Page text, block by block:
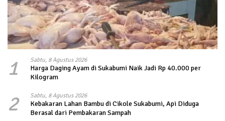
1 Sabtu, 8 Agustus 2026
Harga Daging Ayam di Sukabumi Naik Jadi Rp 40.000 per
Kilogram
2 Sabtu, 8 Agustus 2026
Kebakaran Lahan Bambu di Cikole Sukabumi, Api Diduga
Berasal dari Pembakaran Sampah